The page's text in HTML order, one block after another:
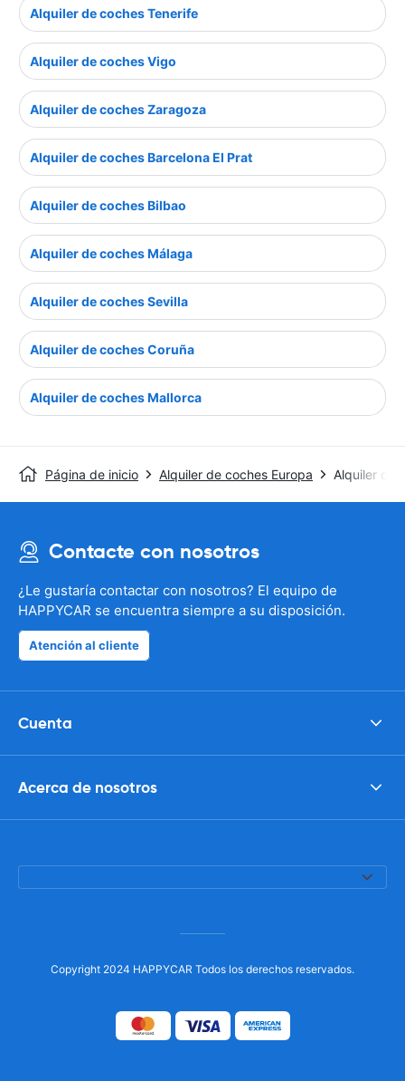
Alquiler de coches Tenerife
Alquiler de coches Vigo
Alquiler de coches Zaragoza
Alquiler de coches Barcelona El Prat
Alquiler de coches Bilbao
Alquiler de coches Málaga
Alquiler de coches Sevilla
Alquiler de coches Coruña
Alquiler de coches Mallorca
Página de inicio Alquiler de coches Europa Alquiler de
Contacte con nosotros
¿Le gustaría contactar con nosotros? El equipo de
HAPPYCAR se encuentra siempre a su disposición.
Atención al cliente
Cuenta
Acerca de nosotros
Copyright 2024 HAPPYCAR Todos los derechos reservados.